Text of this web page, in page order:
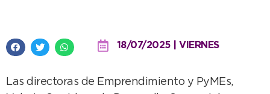
18/07/2025 | VIERNES
Las directoras de Emprendimiento y PyMEs,